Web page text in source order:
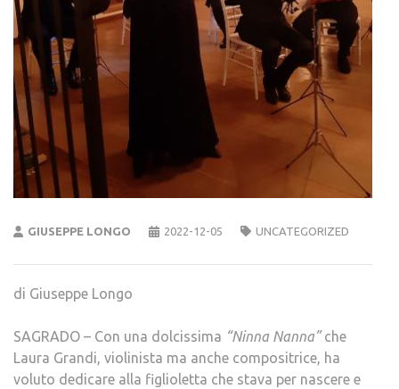
GIUSEPPE LONGO 2022-12-05 UNCATEGORIZED
di Giuseppe Longo
SAGRADO – Con una dolcissima “Ninna Nanna”che
Laura Grandi, violinista ma anche compositrice, ha
voluto dedicare alla figlioletta che stava per nascere e